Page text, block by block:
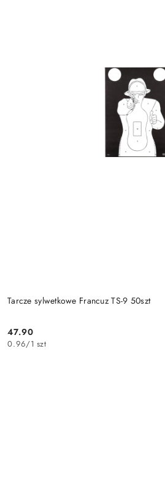
Tarcze sylwetkowe Francuz TS-9 50szt
Cena:
47.90
0.96/1 szt